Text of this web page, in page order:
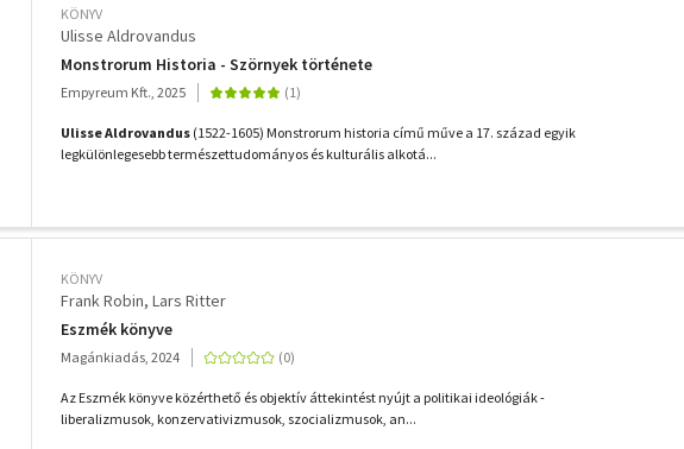
KÖNYV
Ulisse Aldrovandus
Monstrorum Historia - Szörnyek története
Empyreum Kft., 2025
Ulisse Aldrovandus (1522-1605) Monstrorum historia című műve a 17. század egyik
legkülönlegesebb természettudományos és kulturális alkotá...
KÖNYV
Frank Robin Lars Ritter
Eszmék könyve
Magánkiadás, 2024
Az Eszmék könyve közérthető és objektív áttekintést nyújt a politikai ideológiák -
liberalizmusok, konzervativizmusok, szocializmusok, an...